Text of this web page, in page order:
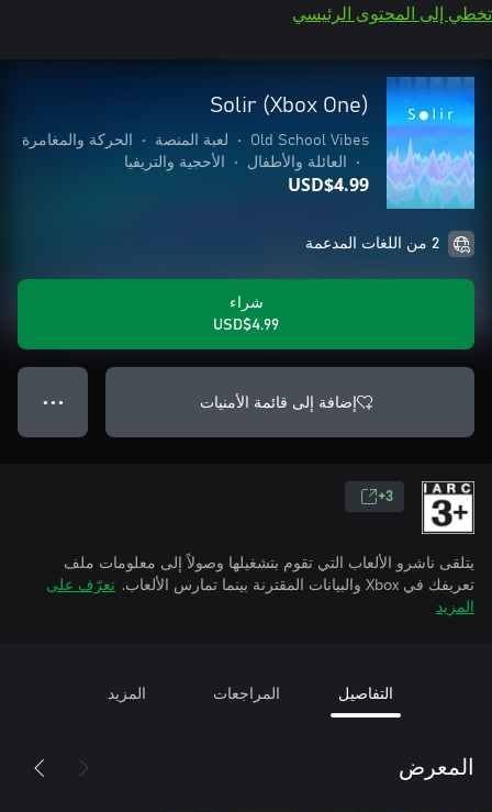
تخطي إلى المحتوى الرئيسي
Solir (Xbox One)
Old School Vibes
• لعبة المنصة •
الحركة والمغامرة
•
العائلة والأطفال • الأحجية والتريفيا
USD$4.99
2 من اللغات المدعمة
شراء
USD$4.99
إضافة إلى قائمة الأمنيات ● ● ●
3+
يتلقى ناشرو الألعاب التي تقوم بتشغيلها وصولاً إلى معلومات ملف
تعريفك في Xbox والبيانات المقترنة بينما تمارس الألعاب.
تعرّف على
المزيد
التفاصيل المراجعات المزيد
المعرض